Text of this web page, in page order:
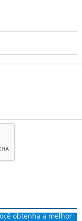
obtenha a melhor